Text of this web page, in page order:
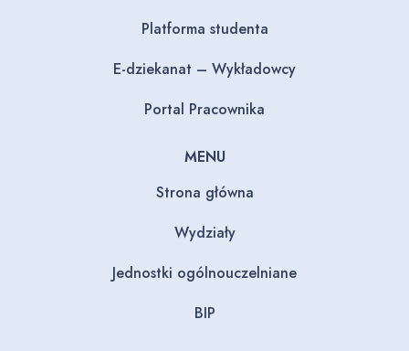
Platforma studenta
E-dziekanat – Wykładowcy
Portal Pracownika
MENU
Strona główna
Wydziały
Jednostki ogólnouczelniane
BIP